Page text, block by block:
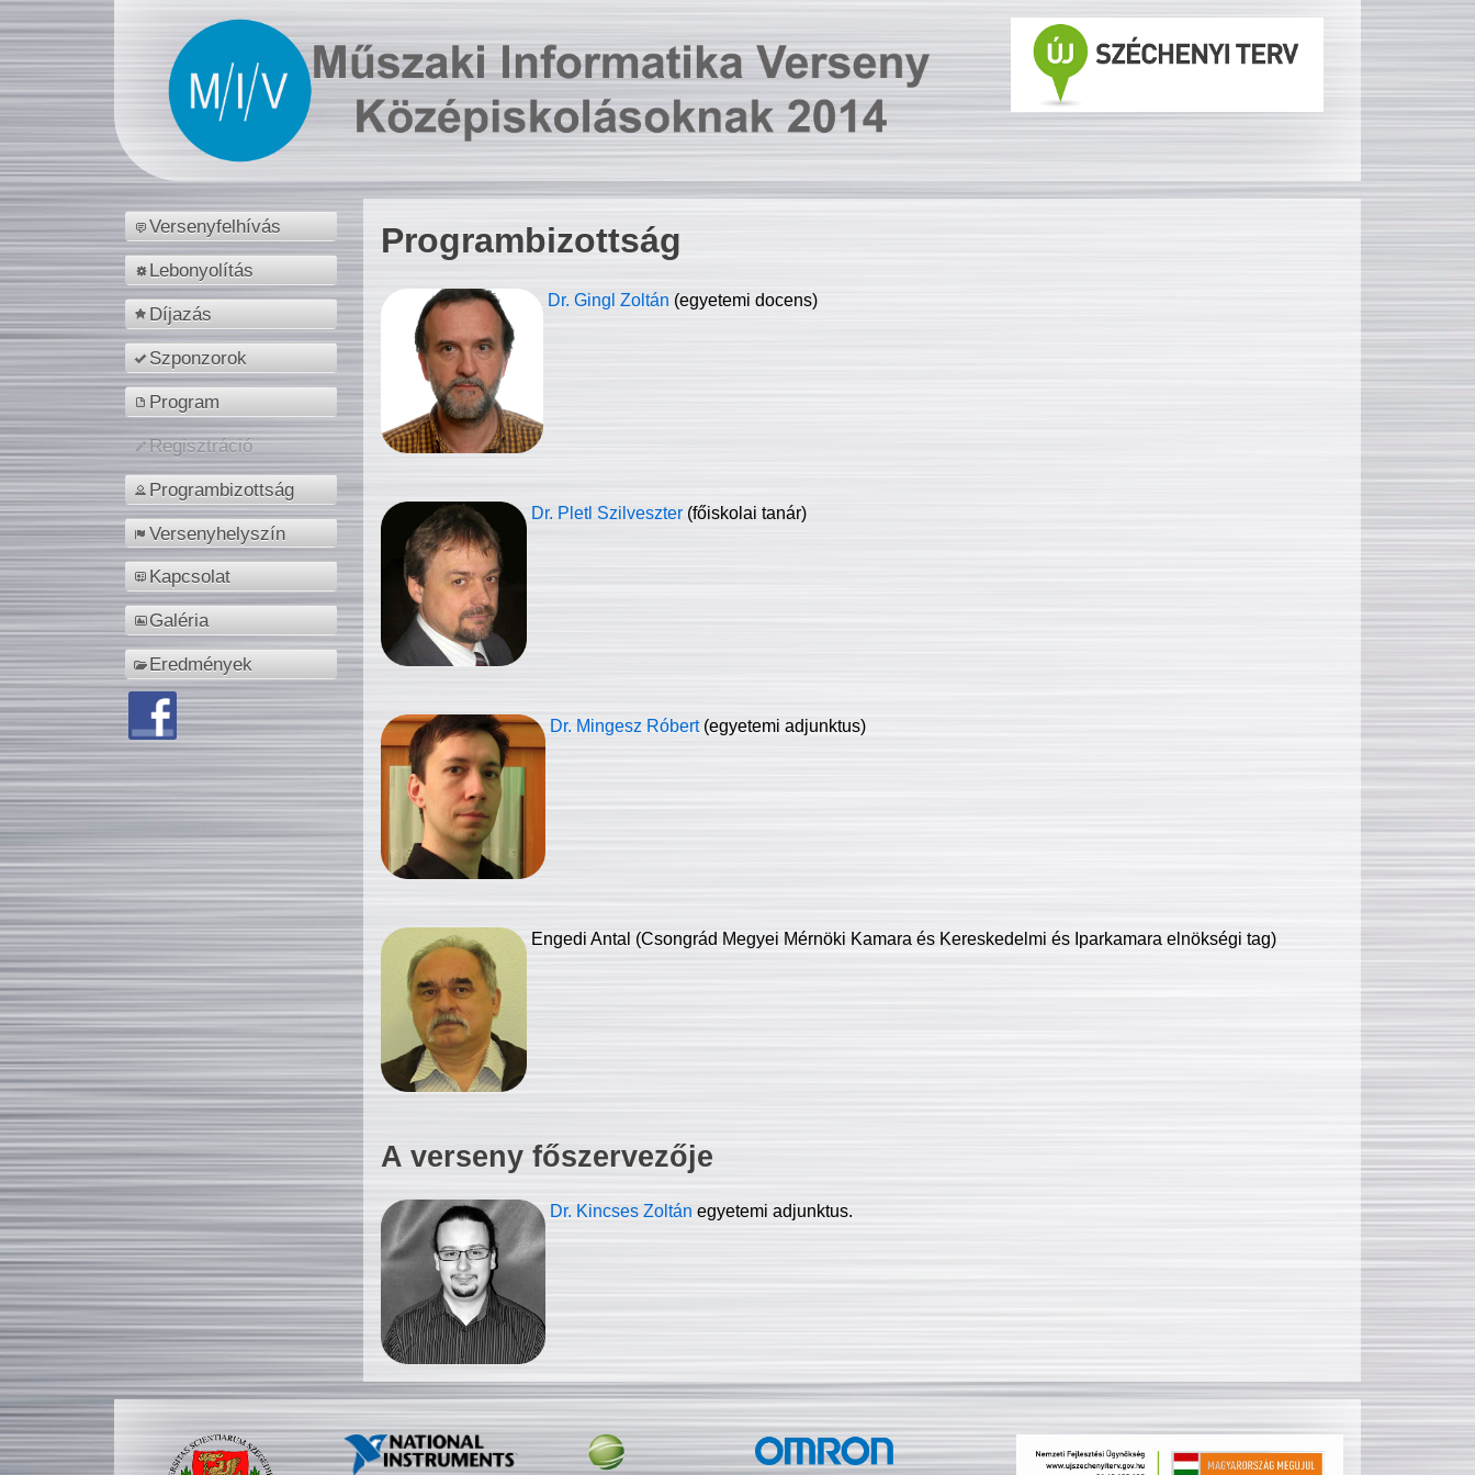
Versenyfelhívás
Lebonyolítás
Díjazás
Szponzorok
Program
Regisztráció
Programbizottság
Versenyhelyszín
Kapcsolat
Galéria
Eredmények
Programbizottság
Dr. Gingl Zoltán (egyetemi docens)
Dr. Pletl Szilveszter (főiskolai tanár)
Dr. Mingesz Róbert (egyetemi adjunktus)
Engedi Antal (Csongrád Megyei Mérnöki Kamara és Kereskedelmi és Iparkamara elnökségi tag)
A verseny főszervezője
Dr. Kincses Zoltán egyetemi adjunktus.